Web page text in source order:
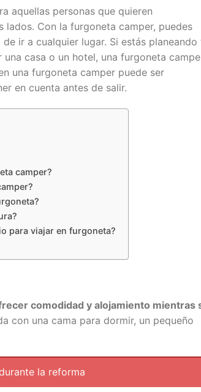
aquellas personas que quieren
Con la furgoneta camper, puedes
ir a cualquier lugar. Si estás planeando
casa o un hotel, una furgoneta
una furgoneta camper puede ser
en cuenta antes de salir.
camper?
para viajar en furgoneta?
comodidad y alojamiento mientras
con una cama para dormir, un pequeño
durante la reforma